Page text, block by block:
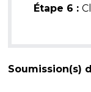
Étape 6 :
Soumission(s)